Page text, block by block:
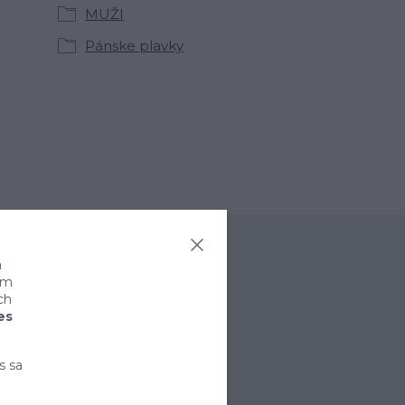
MUŽI
Pánske plavky
sa